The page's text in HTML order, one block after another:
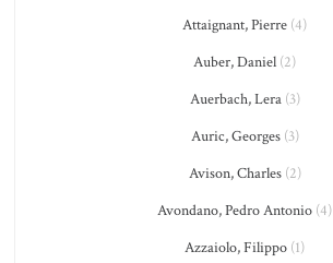
Attaignant, Pierre (4)
Auber, Daniel (2)
Auerbach, Lera(3)
Auric, Georges(3)
Avison, Charles(2)
Avondano, Pedro Antonio (4)
Azzaiolo, Filippo (1)